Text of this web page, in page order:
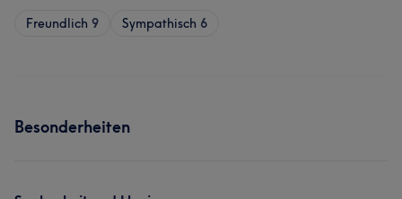
Freundlich 9 Sympathisch 6
Besonderheiten